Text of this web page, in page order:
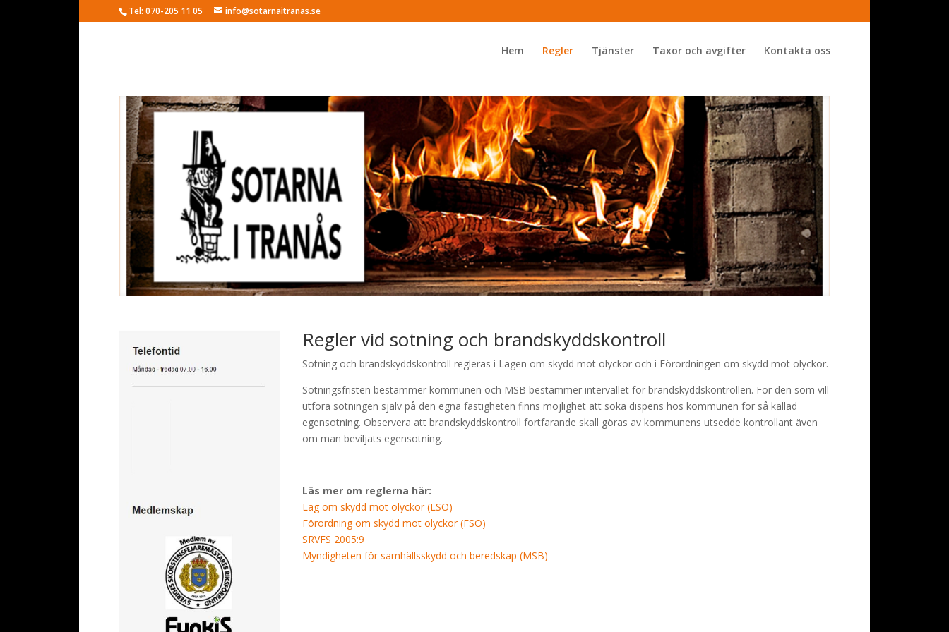
Tel: 070-205 11 05 info@sotarnaitranas.se
Hem Regler Tjänster Taxor och avgifter Kontakta oss
Regler vid sotning och brandskyddskontroll
Sotning och brandskyddskontroll regleras i Lagen om skydd mot olyckor och i Förordningen om skydd mot olyckor.
Sotningsfristen bestämmer kommunen och MSB bestämmer intervallet för brandskyddskontrollen. För den som vill
utföra sotningen själv på den egna fastigheten finns möjlighet att söka dispens hos kommunen för så kallad
egensotning. Observera att brandskyddskontroll fortfarande skall göras av kommunens utsedde kontrollant även
om man beviljats egensotning.
Läs mer om reglerna här:
Lag om skydd mot olyckor (LSO)
Förordning om skydd mot olyckor (FSO)
SRVFS 2005:9
Myndigheten för samhällsskydd och beredskap (MSB)